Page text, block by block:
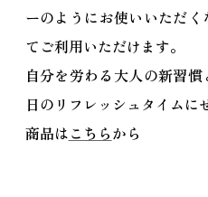
ーのようにお使いいただ
てご利用いただけます。
自分を労わる大人の新習
日のリフレッシュタイムに
商品はこちらから